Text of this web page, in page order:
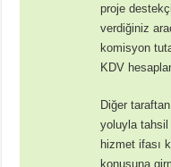
proje
verdiğiniz
komisyon
KDV
Diğer
yoluyla
hizmet ifası
konusuna